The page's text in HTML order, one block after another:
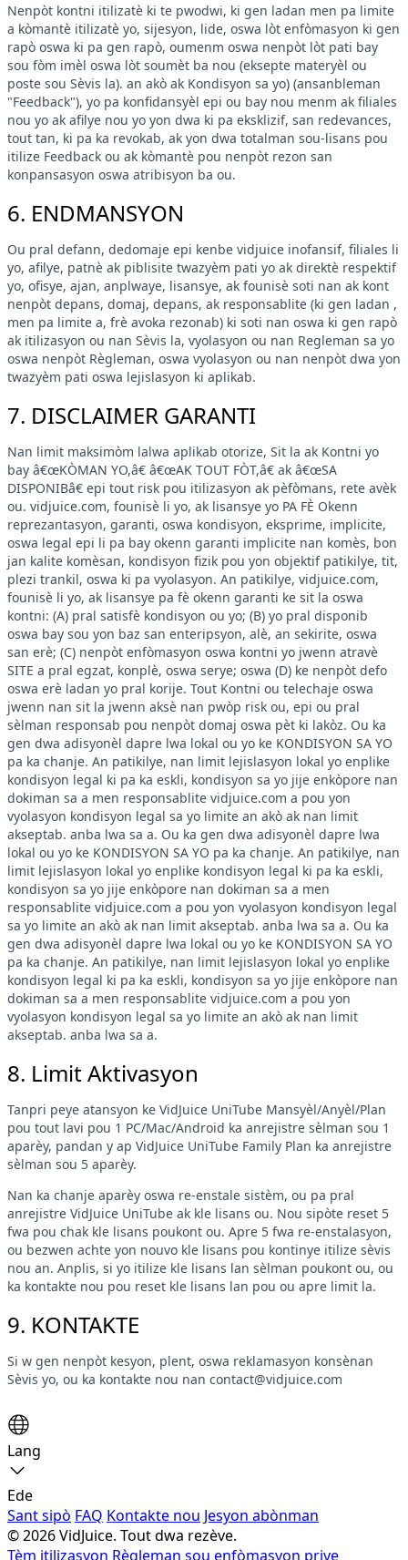
Nenpòt kontni itilizatè ki te pwodwi, ki gen ladan men pa limite
a kòmantè itilizatè yo, sijesyon, lide, oswa lòt enfòmasyon ki gen
rapò oswa ki pa gen rapò, oumenm oswa nenpòt lòt pati bay
sou fòm imèl oswa lòt soumèt ba nou (eksepte materyèl ou
poste sou Sèvis la). an akò ak Kondisyon sa yo) (ansanbleman
"Feedback"), yo pa konfidansyèl epi ou bay nou menm ak filiales
nou yo ak afilye nou yo yon dwa ki pa eksklizif, san redevances,
tout tan, ki pa ka revokab, ak yon dwa totalman sou-lisans pou
itilize Feedback ou ak kòmantè pou nenpòt rezon san
konpansasyon oswa atribisyon ba ou.
6. ENDMANSYON
Ou pral defann, dedomaje epi kenbe vidjuice inofansif, filiales li
yo, afilye, patnè ak piblisite twazyèm pati yo ak direktè respektif
yo, ofisye, ajan, anplwaye, lisansye, ak founisè soti nan ak kont
nenpòt depans, domaj, depans, ak responsablite (ki gen ladan ,
men pa limite a, frè avoka rezonab) ki soti nan oswa ki gen rapò
ak itilizasyon ou nan Sèvis la, vyolasyon ou nan Regleman sa yo
oswa nenpòt Règleman, oswa vyolasyon ou nan nenpòt dwa yon
twazyèm pati oswa lejislasyon ki aplikab.
7. DISCLAIMER GARANTI
Nan limit maksimòm lalwa aplikab otorize, Sit la ak Kontni yo
bay â€œKÒMAN YO,â€ â€œAK TOUT FÒT,â€ ak â€œSA
DISPONIBâ€ epi tout risk pou itilizasyon ak pèfòmans, rete avèk
ou. vidjuice.com, founisè li yo, ak lisansye yo PA FÈ Okenn
reprezantasyon, garanti, oswa kondisyon, eksprime, implicite,
oswa legal epi li pa bay okenn garanti implicite nan komès, bon
jan kalite komèsan, kondisyon fizik pou yon objektif patikilye, tit,
plezi trankil, oswa ki pa vyolasyon. An patikilye, vidjuice.com,
founisè li yo, ak lisansye pa fè okenn garanti ke sit la oswa
kontni: (A) pral satisfè kondisyon ou yo; (B) yo pral disponib
oswa bay sou yon baz san enteripsyon, alè, an sekirite, oswa
san erè; (C) nenpòt enfòmasyon oswa kontni yo jwenn atravè
SITE a pral egzat, konplè, oswa serye; oswa (D) ke nenpòt defo
oswa erè ladan yo pral korije. Tout Kontni ou telechaje oswa
jwenn nan sit la jwenn aksè nan pwòp risk ou, epi ou pral
sèlman responsab pou nenpòt domaj oswa pèt ki lakòz. Ou ka
gen dwa adisyonèl dapre lwa lokal ou yo ke KONDISYON SA YO
pa ka chanje. An patikilye, nan limit lejislasyon lokal yo enplike
kondisyon legal ki pa ka eskli, kondisyon sa yo jije enkòpore nan
dokiman sa a men responsablite vidjuice.com a pou yon
vyolasyon kondisyon legal sa yo limite an akò ak nan limit
akseptab. anba lwa sa a. Ou ka gen dwa adisyonèl dapre lwa
lokal ou yo ke KONDISYON SA YO pa ka chanje. An patikilye, nan
limit lejislasyon lokal yo enplike kondisyon legal ki pa ka eskli,
kondisyon sa yo jije enkòpore nan dokiman sa a men
responsablite vidjuice.com a pou yon vyolasyon kondisyon legal
sa yo limite an akò ak nan limit akseptab. anba lwa sa a. Ou ka
gen dwa adisyonèl dapre lwa lokal ou yo ke KONDISYON SA YO
pa ka chanje. An patikilye, nan limit lejislasyon lokal yo enplike
kondisyon legal ki pa ka eskli, kondisyon sa yo jije enkòpore nan
dokiman sa a men responsablite vidjuice.com a pou yon
vyolasyon kondisyon legal sa yo limite an akò ak nan limit
akseptab. anba lwa sa a.
8. Limit Aktivasyon
Tanpri peye atansyon ke VidJuice UniTube Mansyèl/Anyèl/Plan
pou tout lavi pou 1 PC/Mac/Android ka anrejistre sèlman sou 1
aparèy, pandan y ap VidJuice UniTube Family Plan ka anrejistre
sèlman sou 5 aparèy.
Nan ka chanje aparèy oswa re-enstale sistèm, ou pa pral
anrejistre VidJuice UniTube ak kle lisans ou. Nou sipòte reset 5
fwa pou chak kle lisans poukont ou. Apre 5 fwa re-enstalasyon,
ou bezwen achte yon nouvo kle lisans pou kontinye itilize sèvis
nou an. Anplis, si yo itilize kle lisans lan sèlman poukont ou, ou
ka kontakte nou pou reset kle lisans lan pou ou apre limit la.
9. KONTAKTE
Si w gen nenpòt kesyon, plent, oswa reklamasyon konsènan
Sèvis yo, ou ka kontakte nou nan contact@vidjuice.com
Lang
Ede
Sant sipò FAQ Kontakte nou Jesyon abònman
© 2026 VidJuice. Tout dwa rezève.
Tèm itilizasyon Règleman sou enfòmasyon prive